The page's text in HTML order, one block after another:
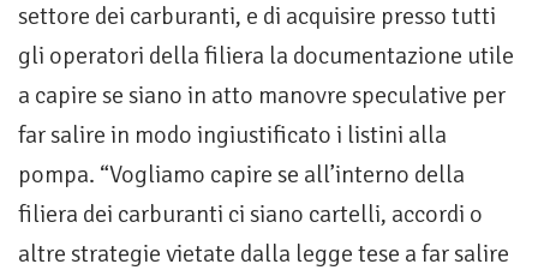
settore dei carburanti, e di acquisire presso tutti
gli operatori della filiera la documentazione utile
a capire se siano in atto manovre speculative per
far salire in modo ingiustificato i listini alla
pompa. “Vogliamo capire se all’interno della
filiera dei carburanti ci siano cartelli, accordi o
altre strategie vietate dalla legge tese a far salire